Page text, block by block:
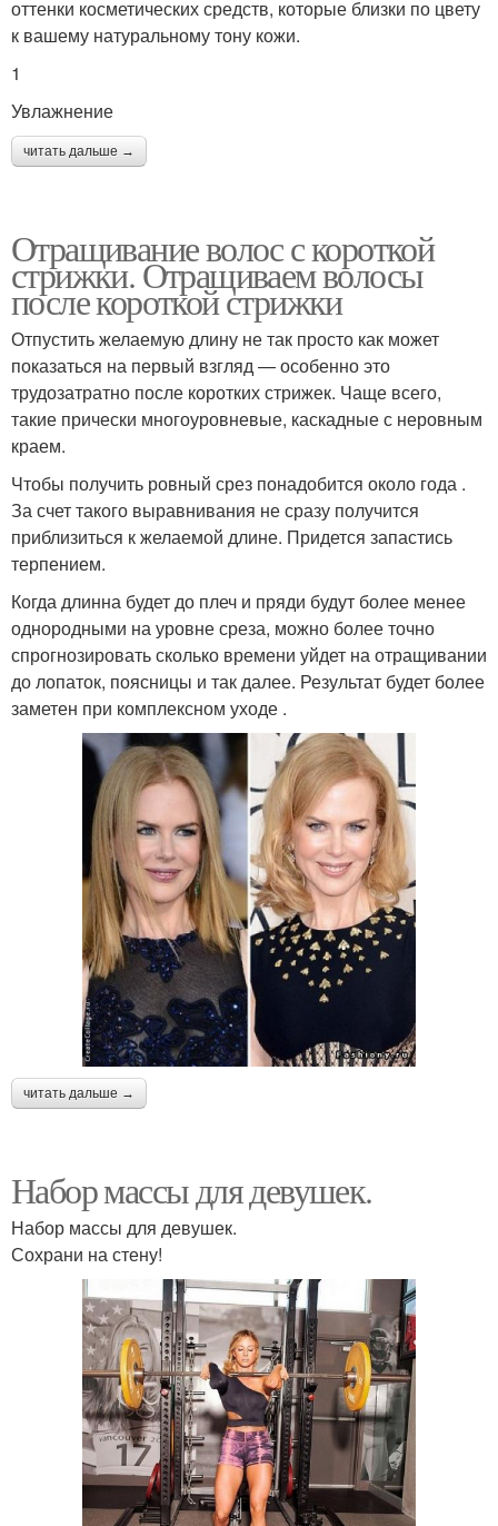
оттенки косметических средств, которые близки по цвету
к вашему натуральному тону кожи.
1
Увлажнение
читать дальше →
Отращивание волос с короткой
стрижки. Отращиваем волосы
после короткой стрижки
Отпустить желаемую длину не так просто как может
показаться на первый взгляд — особенно это
трудозатратно после коротких стрижек. Чаще всего,
такие прически многоуровневые, каскадные с неровным
краем.
Чтобы получить ровный срез понадобится около года .
За счет такого выравнивания не сразу получится
приблизиться к желаемой длине. Придется запастись
терпением.
Когда длинна будет до плеч и пряди будут более менее
однородными на уровне среза, можно более точно
спрогнозировать сколько времени уйдет на отращивании
до лопаток, поясницы и так далее. Результат будет более
заметен при комплексном уходе .
читать дальше →
Набор массы для девушек.
Набор массы для девушек.
Сохрани на стену!